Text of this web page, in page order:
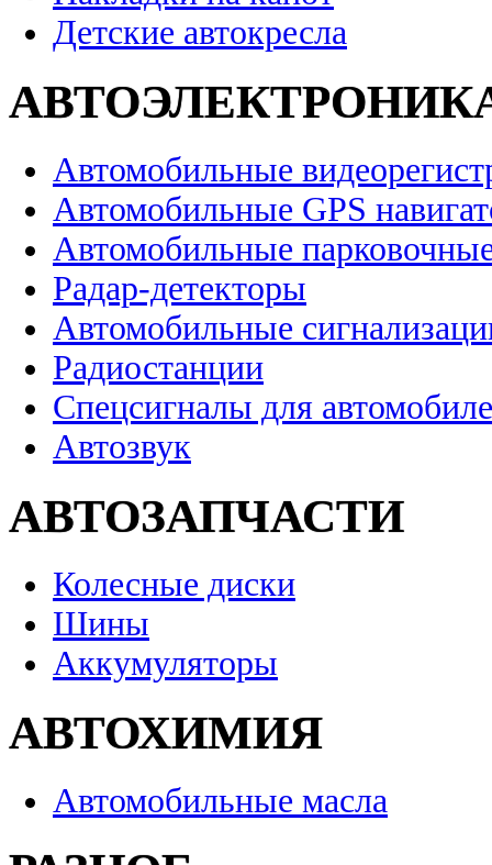
Детские автокресла
Автомобильные
Автомобильные GPS
Автомобильные
Радар-детекторы
Автомобильные
Радиостанции
Спецсигналы для
Автозвук
АВТОЗАПЧАСТИ
Колесные диски
Шины
Аккумуляторы
АВТОХИМИЯ
Автомобильные масла